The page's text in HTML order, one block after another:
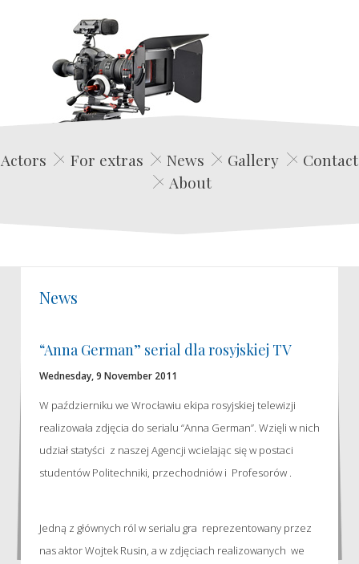
Edwin Film Agencja Aktorska
Actors For extras News Gallery
Contact
About
News
“Anna German” serial dla rosyjskiej TV
Wednesday, 9 November 2011
W październiku we Wrocławiu ekipa rosyjskiej telewizji
realizowała zdjęcia do serialu “Anna German”. Wzięli w nich
udział statyści z naszej Agencji wcielając się w postaci
studentów Politechniki, przechodniów i Profesorów .
Jedną z głównych ról w serialu gra reprezentowany przez
nas aktor Wojtek Rusin, a w zdjęciach realizowanych we